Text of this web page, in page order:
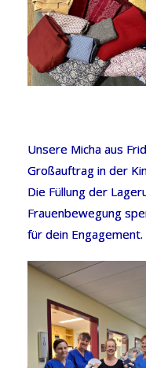
Unsere Micha aus
Großauftrag in der
Die Füllung der
Frauenbewegung
für dein Engagement.